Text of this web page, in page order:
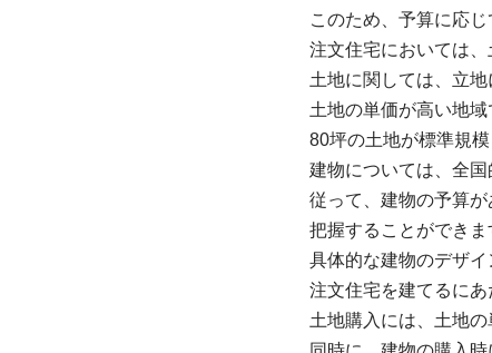
このため、予算に応
注文住宅においては、
土地に関しては、立
土地の単価が高い地
80坪の土地が標準規
建物については、全国
従って、建物の予算
把握することができま
具体的な建物のデザ
注文住宅を建てるに
土地購入には、土地の